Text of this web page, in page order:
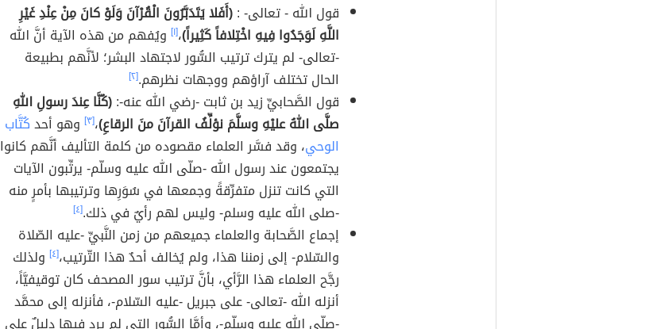
قول الله - تعالى- :(أَفَلا يَتَدَبَّرُونَ الْقُرْآنَ وَلَوْ كانَ مِنْ عِنْدِ غَيْرِ
اللَّهِ لَوَجَدُوا فِيهِ اخْتِلافاً كَثِيراً)،[١] ويُفهم من هذه الآية أنَّ الله
-تعالى- لم يترك ترتيب السُّور لاجتهاد البشر؛ لأنَّهم بطبيعة
الحال تختلف آراؤهم ووجهات نظرهم.[٢]
قول الصَّحابيِّ زيد بن ثابت -رضي الله عنه-:(كُنَّا عِندَ رسولِ اللهِ
صلَّى اللهُ عليْهِ وسلَّمَ نؤلِّفُ القرآنَ منَ الرقاعِ)،[٣] وهو أحدكُتَّاب
الوحي، وقد فسَّر العلماء مقصوده من كلمة التأليف أنَّهم كانوا
يجتمعون عند رسول الله -صلّى الله عليه وسلّم- يرتِّبون الآيات
التي كانت تنزل متفرِّقةً وجمعها في سُوَرِها وترتيبها بأمرٍ منه
-صلى الله عليه وسلم- وليس لهم رأيٌ في ذلك.[٤]
إجماع الصَّحابة والعلماء جميعهم من زمن النَّبيِّ -عليه الصّلاة
والسّلام- إلى زمننا هذا، ولم يُخالف أحدٌ هذا التّرتيب،[٤]
ولذلك
رجَّح العلماء هذا الرَّأي، بأنَّ ترتيب سور المصحف كان توقيفيَّاً،
أنزله الله -تعالى- على جبريل -عليه السّلام-، فأنزله إلى محمَّد
-صلّى الله عليه وسلّم-، وأمَّا السُّور التي لم يرد فيها دليلٌ على